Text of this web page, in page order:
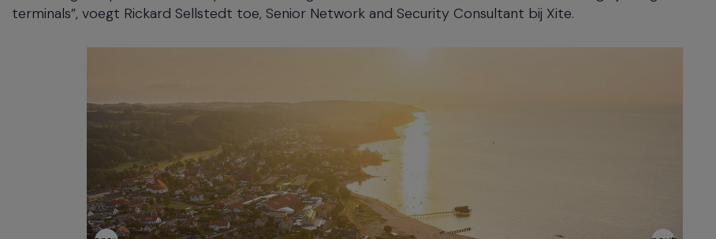
terminals”, voegt Rickard Sellstedt toe, Senior Network and Security Consultant bij Xite.